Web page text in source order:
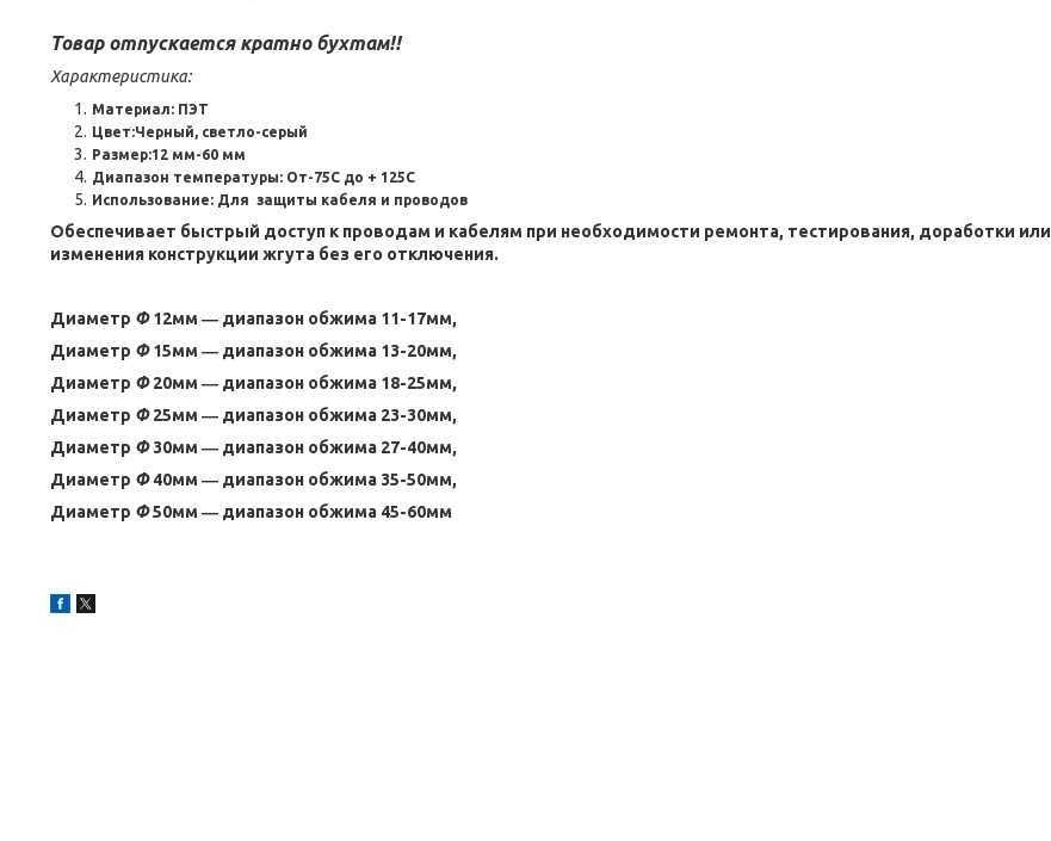
Товар отпускается кратно бухтам!!
Характеристика:
Материал: ПЭТ
Цвет:Черный, светло-серый
Размер:12 мм-60 мм
Диапазон температуры: От-75C до + 125C
Использование: Для защиты кабеля и проводов
Обеспечивает быстрый доступ к проводам и кабелям при необходимости ремонта, тестирования, доработки или
изменения конструкции жгута без его отключения.
Диаметр Ф12мм ― диапазон обжима 11-17мм,
Диаметр Ф15мм ― диапазон обжима 13-20мм,
Диаметр Ф20мм ― диапазон обжима 18-25мм,
Диаметр Ф25мм ― диапазон обжима 23-30мм,
Диаметр Ф30мм ― диапазон обжима 27-40мм,
Диаметр Ф40мм ― диапазон обжима 35-50мм,
Диаметр Ф50мм ― диапазон обжима 45-60мм